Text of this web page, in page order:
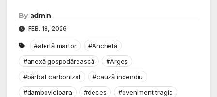
By admin
FEB. 18, 2026
#alertă martor
#Anchetă
#anexă gospodărească
#Argeș
#bărbat carbonizat
#cauză incendiu
#dambovicioara
#deces
#eveniment tragic